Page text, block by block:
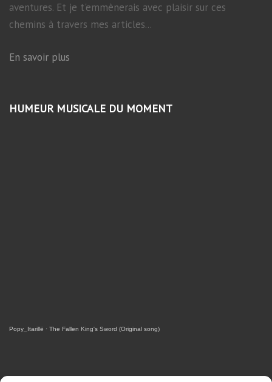
aventures. Et je t'emmènerais avec plaisir sur ces
chemins à travers mes articles...
En savoir plus
HUMEUR MUSICALE DU MOMENT
Popy_Itarillë · The Fallen King's Sword (Original song)